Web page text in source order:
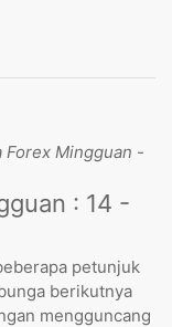
Forex Mingguan -
: 14 -
petunjuk
berikutnya
mengguncang